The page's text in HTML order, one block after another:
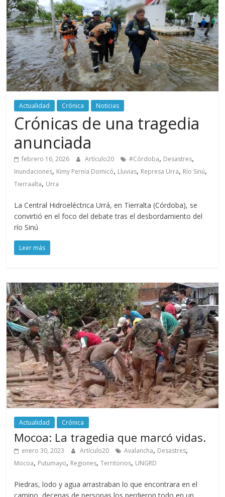
periodismo
digital
del
Politécnico
Grancolombiano
Actualidad Crónica Noticias
Crónicas de una tragedia
anunciada
febrero 16, 2026 Artículo20 #Córdoba, Desastres,
Inundaciones, Kimy Pernía Domicó, Lluvias, Represa Urra, Río Sinú,
Tierraalta, Urra
La Central Hidroeléctrica Urrá, en Tierralta (Córdoba), se
convirtió en el foco del debate tras el desbordamiento del
río Sinú
Leer más
Actualidad Crónica
Mocoa: La tragedia que marcó vidas.
enero 30, 2023 Artículo20 Avalancha, Desastres,
Mocoa, Putumayo, Regiones,Territorios, UNGRD
Piedras, lodo y agua arrastraban lo que encontrara en el
camino, decenas de personas los perdieron todo en un